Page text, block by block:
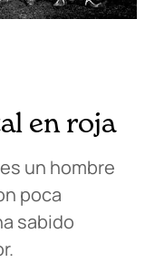
en roja
un hombre
poca
sabido